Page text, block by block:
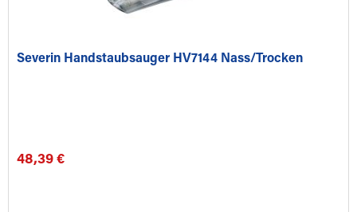
Severin Handstaubsauger HV7144 Nass/Trocken
48,39 €